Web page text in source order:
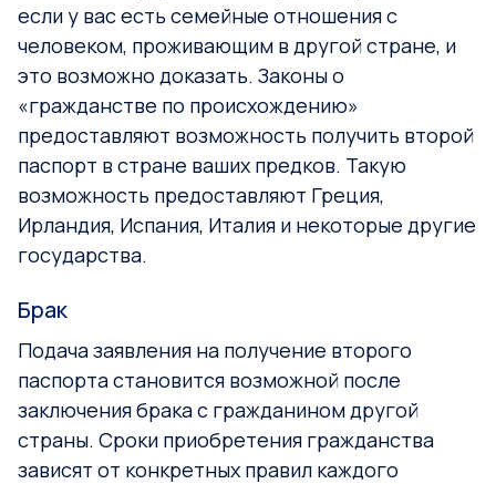
если у вас есть семейные отношения с
человеком, проживающим в другой стране, и
это возможно доказать. Законы о
«гражданстве по происхождению»
предоставляют возможность получить второй
паспорт в стране ваших предков. Такую
возможность предоставляют Греция,
Ирландия, Испания, Италия и некоторые другие
государства.
Брак
Подача заявления на получение второго
паспорта становится возможной после
заключения брака с гражданином другой
страны. Сроки приобретения гражданства
зависят от конкретных правил каждого